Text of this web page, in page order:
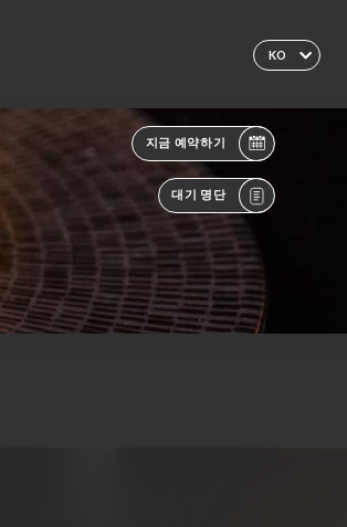
KO
지금 예약하기
대기 명단